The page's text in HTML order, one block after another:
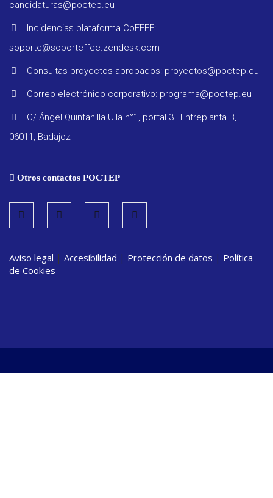
candidaturas@poctep.eu
Incidencias plataforma CoFFEE:
soporte@soporteffee.zendesk.com
Consultas proyectos aprobados: proyectos@poctep.eu
Correo electrónico corporativo: programa@poctep.eu
C/ Ángel Quintanilla Ulla n°1, portal 3 | Entreplanta B,
06011, Badajoz
Otros contactos POCTEP
Aviso legal | Accesibilidad | Protección de datos | Política
de Cookies